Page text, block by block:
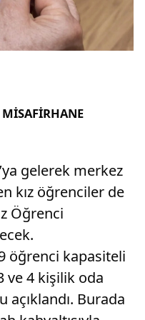
MİSAFİRHANE
gelerek merkez
kız öğrenciler de
Öğrenci
öğrenci kapasiteli
ve 4 kişilik oda
Burada